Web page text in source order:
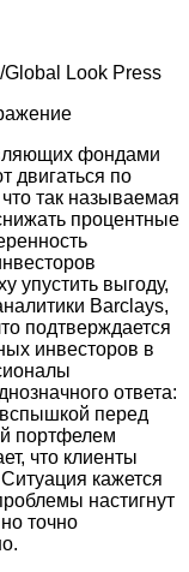
Look Press
фондами
двигаться по
так называемая
процентные
упустить выгоду,
Barclays,
подтверждается
инвесторов в
ответа:
перед
портфелем
что клиенты
кажется
настигнут
точно